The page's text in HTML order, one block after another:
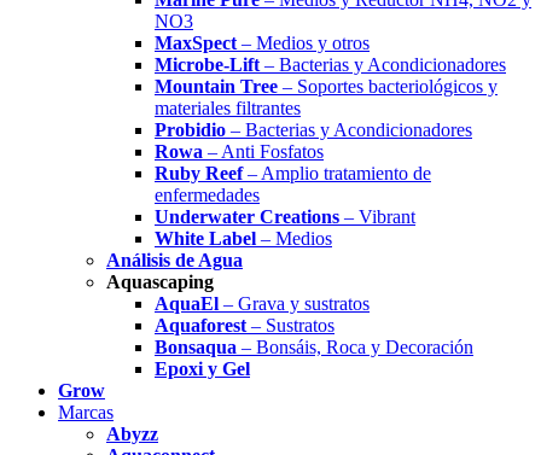
NO3
MaxSpect – Medios y otros
Microbe-Lift – Bacterias y Acondicionadores
Mountain Tree – Soportes bacteriológicos y
materiales filtrantes
Probidio – Bacterias y Acondicionadores
Rowa – Anti Fosfatos
Ruby Reef– Amplio tratamiento de
enfermedades
Underwater Creations – Vibrant
White Label – Medios
Análisis de Agua
Aquascaping
AquaEl – Grava y sustratos
Aquaforest – Sustratos
Bonsaqua – Bonsáis, Roca y Decoración
Epoxi y Gel
Grow
Marcas
Abyzz